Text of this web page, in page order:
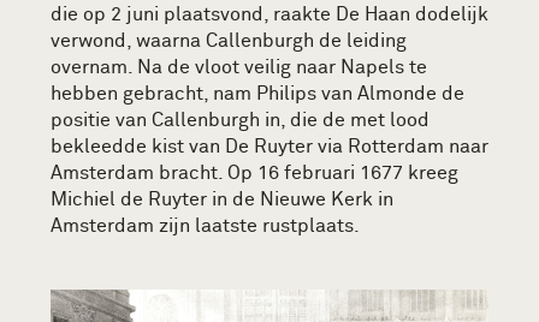
die op 2 juni plaatsvond, raakte De Haan dodelijk
verwond, waarna Callenburgh de leiding
overnam. Na de vloot veilig naar Napels te
hebben gebracht, nam Philips van Almonde de
positie van Callenburgh in, die de met lood
bekleedde kist van De Ruyter via Rotterdam naar
Amsterdam bracht. Op 16 februari 1677 kreeg
Michiel de Ruyter in de Nieuwe Kerk in
Amsterdam zijn laatste rustplaats.